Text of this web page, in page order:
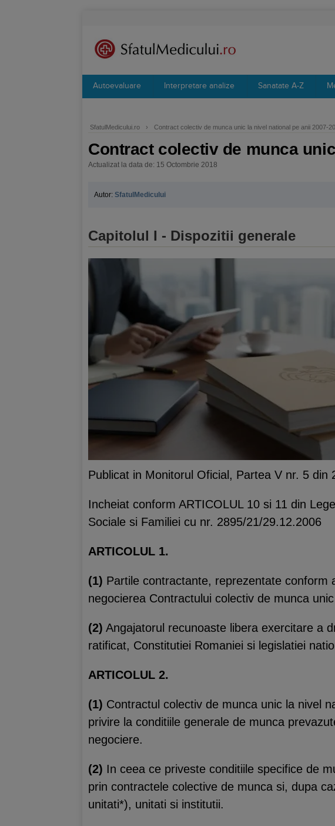
Autoevaluare Interpretare analize Sanatate A-Z
SfatulMedicului.ro › Contract colectiv de munca unic la nivel national pe anii 2007-
Contract colectiv de munca
Actualizat la data de: 15 Octombrie 2018
Autor: SfatulMedicului
Capitolul I - Dispozitii generale
Publicat in Monitorul Oficial, Partea V nr. 5 din
Incheiat conform ARTICOLUL 10 si 11 din
Sociale si Familiei cu nr. 2895/21/29.12.2006
ARTICOLUL 1.
(1) Partile contractante, reprezentate conform
negocierea Contractului colectiv de munca
(2) Angajatorul recunoaste libera exercitare a
ratificat, Constitutiei Romaniei si legislatiei
ARTICOLUL 2.
(1) Contractul colectiv de munca unic la nivel
privire la conditiile generale de munca
negociere.
(2) In ceea ce priveste conditiile specifice de
prin contractele colective de munca si, dupa
unitati*), unitati si institutii.